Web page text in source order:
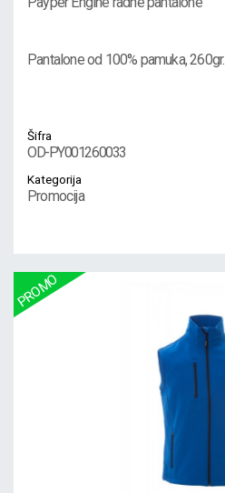
Pantalone od 100% pamuka, 260gr.
Šifra
OD-PY001260033
Kategorija
Promocija